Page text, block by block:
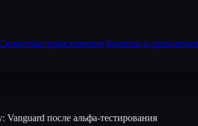
приключения Боевики и
после альфа-тестирования